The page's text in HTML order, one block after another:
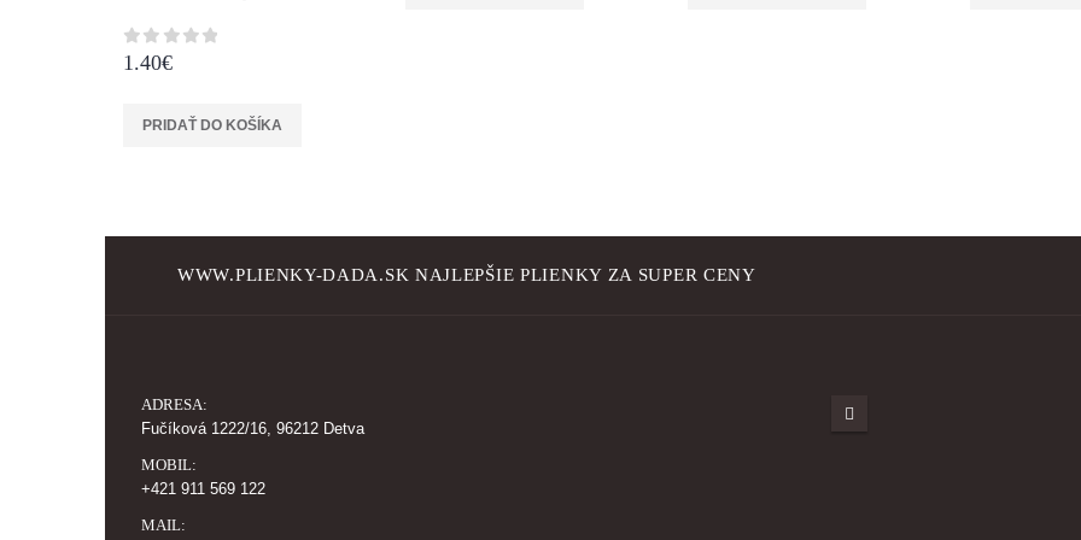
0 z 5
1.40€
PRIDAŤ DO KOŠÍKA
WWW.PLIENKY-DADA.SK NAJLEPŠIE PLIENKY ZA SUPER CENY
ADRESA:
Fučíková 1222/16, 96212 Detva
MOBIL:
+421 911 569 122
MAIL: